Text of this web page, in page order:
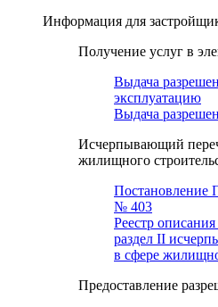
Информация для
Получение услуг в
Выдача
эксплуатацию
Выдача
Исчерпывающий
жилищного
Постановление
№ 403
Реестр
раздел II
в сфере
Предоставление